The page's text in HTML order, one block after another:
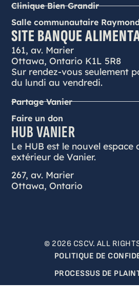
Clinique Bien Grandir
Salle communautaire
SITE BANQUE
161, av. Marier
Ottawa, Ontario K1L 5R8
Sur rendez-vous seulement
du lundi au vendredi.
Partage Vanier
Faire un don
HUB VANIER
Le HUB est le nouvel espace
extérieur de Vanier.
267, av. Marier
Ottawa, Ontario
© 2026 CSCV. ALL
POLITIQUE DE
PROCESSUS DE